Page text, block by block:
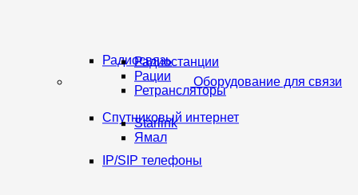
Оборудование для связи
Радиосвязь
Радиостанции
Рации
Ретрансляторы
Спутниковый интернет
Starlink
Ямал
IP/SIP телефоны